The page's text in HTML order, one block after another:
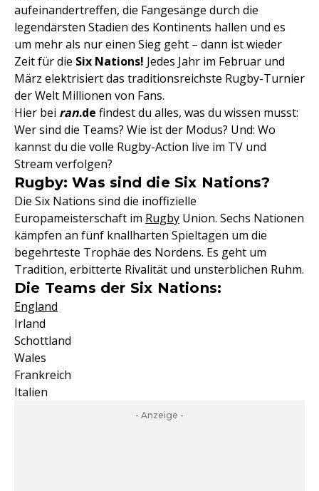
aufeinandertreffen, die Fangesänge durch die
legendärsten Stadien des Kontinents hallen und es
um mehr als nur einen Sieg geht – dann ist wieder
Zeit für die Six Nations! Jedes Jahr im Februar und
März elektrisiert das traditionsreichste Rugby-Turnier
der Welt Millionen von Fans.
Hier bei ran.de findest du alles, was du wissen musst:
Wer sind die Teams? Wie ist der Modus? Und: Wo
kannst du die volle Rugby-Action live im TV und
Stream verfolgen?
Rugby: Was sind die Six Nations?
Die Six Nations sind die inoffizielle
Europameisterschaft im Rugby Union. Sechs Nationen
kämpfen an fünf knallharten Spieltagen um die
begehrteste Trophäe des Nordens. Es geht um
Tradition, erbitterte Rivalität und unsterblichen Ruhm.
Die Teams der Six Nations:
England
Irland
Schottland
Wales
Frankreich
Italien
- Anzeige -